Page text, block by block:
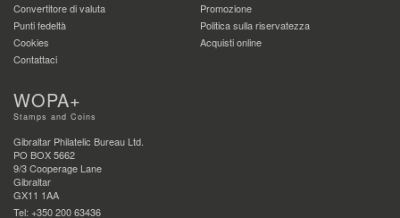
Convertitore di valuta
Promozione
Punti fedeltà
Politica sulla riservatezza
Cookies
Acquisti online
Contattaci
WOPA+
Stamps and Coins
Gibraltar Philatelic Bureau Ltd.
PO BOX 5662
9/3 Cooperage Lane
Gibraltar
GX11 1AA
Tel: +350 200 63436